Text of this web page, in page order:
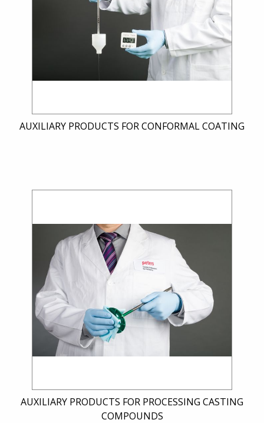
AUXILIARY PRODUCTS FOR CONFORMAL COATING
AUXILIARY PRODUCTS FOR PROCESSING CASTING
COMPOUNDS